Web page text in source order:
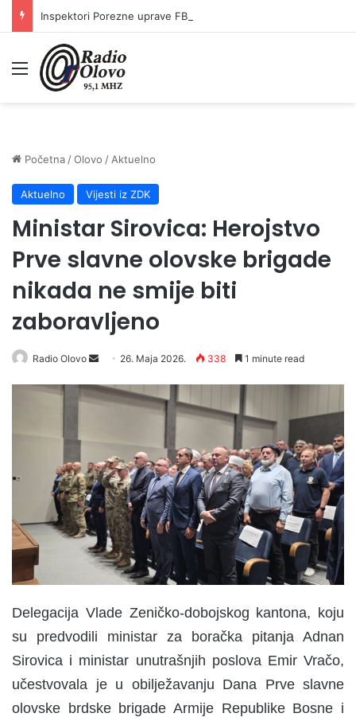
Meni
Početna /Olovo / Aktuelno
Aktuelno Vijesti iz ZDK
Ministar Sirovica: Herojstvo
Prve slavne olovske brigade
nikada ne smije biti
zaboravljeno
Radio Olovo
n
e
m
a
l
26. Maja 2026. 338 1 minute read
Delegacija Vlade Zeničko-dobojskog kantona, koju
su predvodili ministar za boračka pitanja Adnan
Sirovica i ministar unutrašnjih poslova Emir Vračo,
učestvovala je u obilježavanju Dana Prve slavne
olovske brdske brigade Armije Republike Bosne i